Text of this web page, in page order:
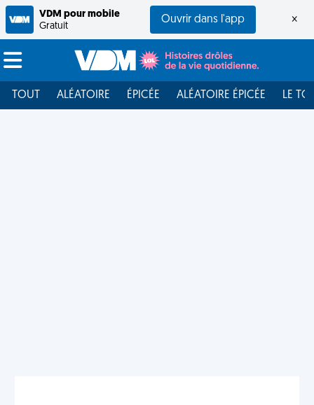
VDM pour mobile
Gratuit
Ouvrir dans l'app ×
TOUT ALÉATOIRE ÉPICÉE ALÉATOIRE ÉPICÉE LE